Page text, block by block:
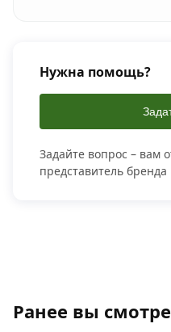
Нужна помощь?
Задайте вопрос – вам
представитель бренда
Ранее вы